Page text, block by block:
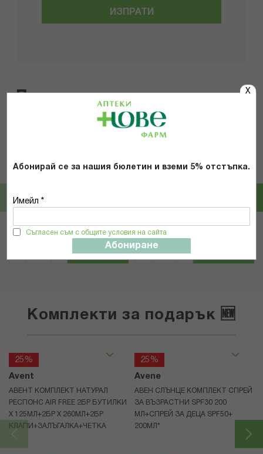
X
Абонирай се за нашия бюлетин и вземи 5% отстъпка.
Имейл *
Съгласен съм с общите условия на сайта
Абониране
ИЗПРАТИ
Популярни в тази категория
ИСДИН СПРЕЙ-ЛОСИОН ЗА ТЯЛО
КУПИ
Комплекти за подарък 🆕
25%
Avent
АВЕНТ КОМПЛЕКТ НАТУРАЛ
РЕСПОНС AIR FREE 2БР БУТИЛКИ
Х 125МЛ+2БР Х 260МЛ+2БР
КЛАПИ+ЗАЛЪГАЛКА+ЧЕТКА
25%
Avene
АВЕН СЛЪНЦЕ КОМПЛЕКТ СПРЕЙ
ЗА ВЪЗРАСТНИ SPF30 200
МЛ+СПРЕЙ ЗА ДЕЦА SPF50+
200МЛ*